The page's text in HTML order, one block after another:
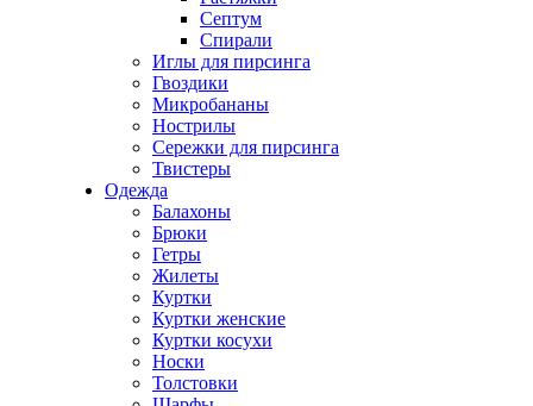
Септум
Спирали
Иглы для пирсинга
Гвоздики
Микробананы
Нострилы
Сережки для пирсинга
Твистеры
Одежда
Балахоны
Брюки
Гетры
Жилеты
Куртки
Куртки женские
Куртки косухи
Носки
Толстовки